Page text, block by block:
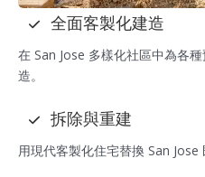
全面客製化建造
在 San Jose 多樣化社區中為各
造。
拆除與重建
用現代客製化住宅替換 San Jose